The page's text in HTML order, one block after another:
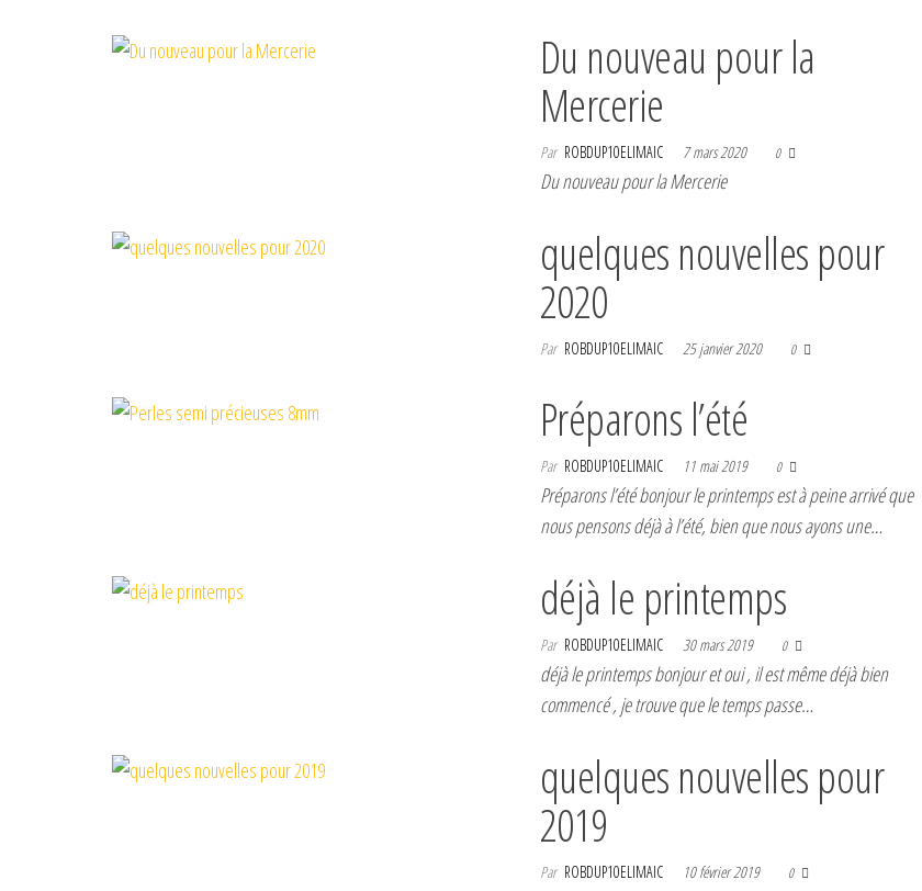
Du nouveau pour la
Mercerie
Par ROBDUP10ELIMAIC 7 mars 2020 0
Du nouveau pour la Mercerie
quelques nouvelles pour
2020
Par ROBDUP10ELIMAIC 25 janvier 2020 0
Préparons l’été
Par ROBDUP10ELIMAIC 11 mai 2019 0
Préparons l’été bonjour le printemps est à peine arrivé que
nous pensons déjà à l’été, bien que nous ayons une…
déjà le printemps
Par ROBDUP10ELIMAIC 30 mars 2019 0
déjà le printemps bonjour et oui , il est même déjà bien
commencé , je trouve que le temps passe…
quelques nouvelles pour
2019
Par ROBDUP10ELIMAIC 10 février 2019 0